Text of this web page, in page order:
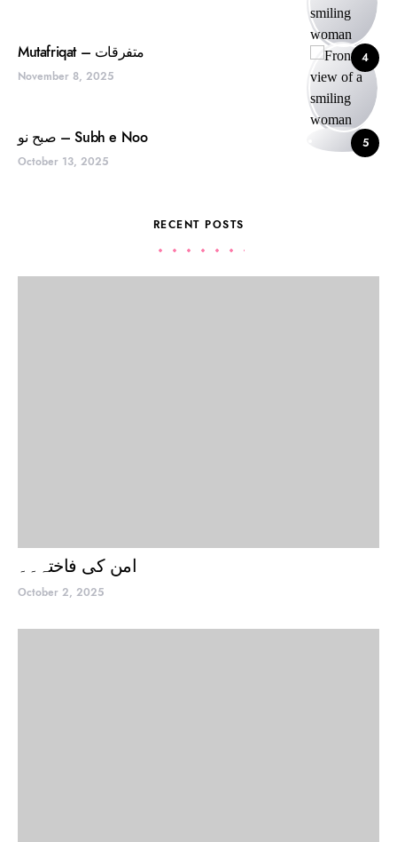
4 Mutafriqat – متفرقات
November 8, 2025
5 صبح نو – Subh e Noo
October 13, 2025
RECENT POSTS
امن کی فاختہ۔۔
October 2, 2025